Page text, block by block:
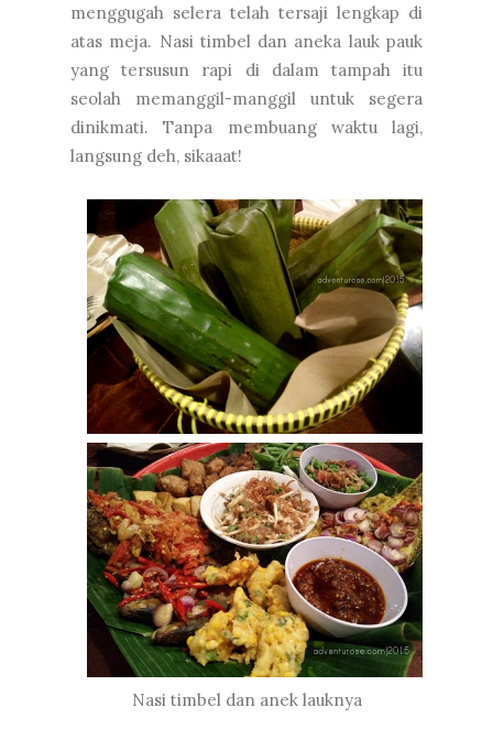
menggugah selera telah tersaji lengkap di
atas meja. Nasi timbel dan aneka lauk pauk
yang tersusun rapi di dalam tampah itu
seolah memanggil-manggil untuk segera
dinikmati. Tanpa membuang waktu lagi,
langsung deh, sikaaat!
Nasi timbel dan anek lauknya